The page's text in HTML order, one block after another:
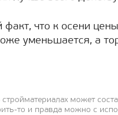
что к осени
уменьшается, а
может
то и правда можно с